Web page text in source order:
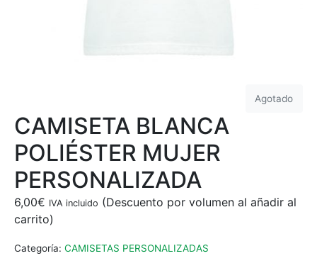
Agotado
CAMISETA BLANCA
POLIÉSTER MUJER
PERSONALIZADA
6,00€ IVA incluido
Categoría: CAMISETAS PERSONALIZADAS